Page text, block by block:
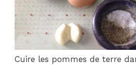
Cuire les pommes de terre